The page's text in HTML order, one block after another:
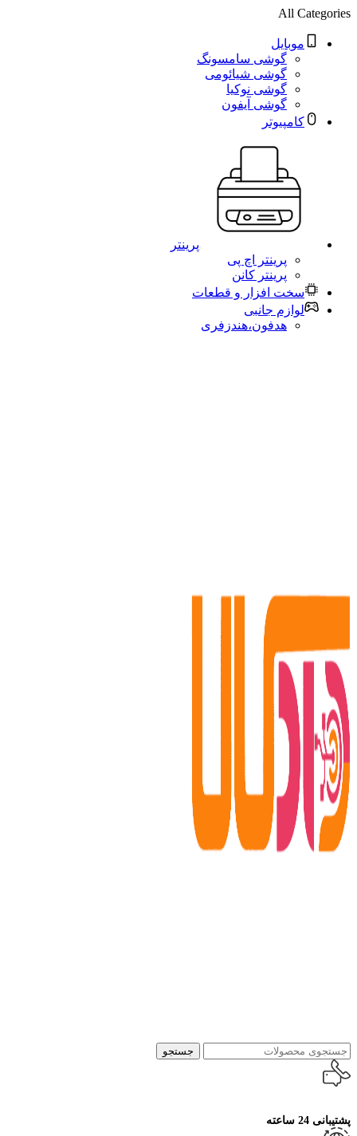
All Categories
موبایل
گوشی سامسونگ
گوشی شیائومی
گوشی نوکیا
گوشی آیفون
کامپیوتر
پرینتر
پرینتر اچ پی
پرینتر کانن
سخت افزار و قطعات
لوازم جانبی
هدفون،هندزفری
جستجو
پشتیبانی 24 ساعته